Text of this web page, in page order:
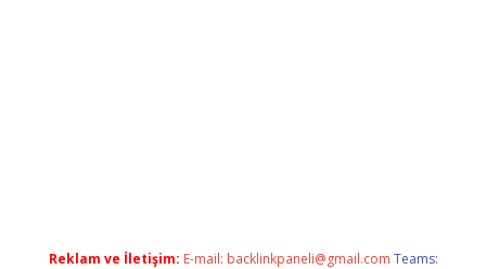
Reklam ve İletişim: E-mail: backlinkpaneli@gmail.com Teams: